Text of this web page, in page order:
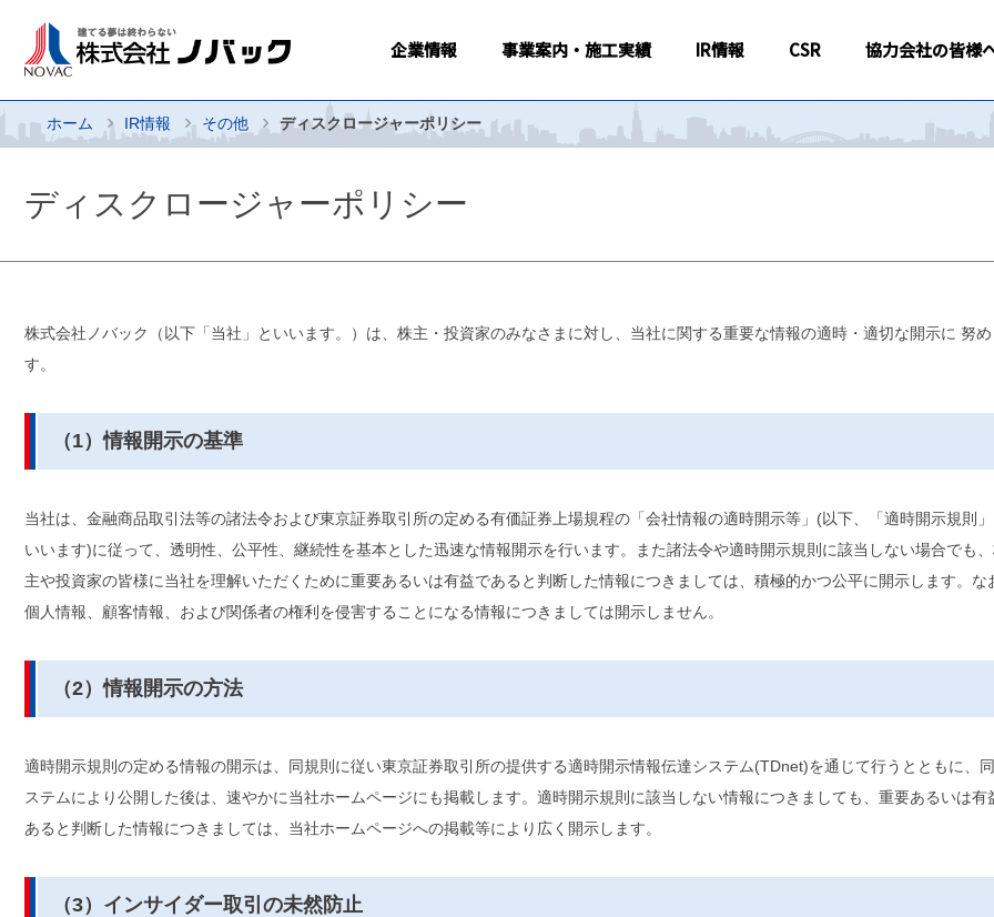
企業情報 事業案内・施工実績 IR情報 CSR 協力会社の皆様
ホーム IR情報 その他 ディスクロージャーポリシー
ディスクロージャーポリシー
株式会社ノバック（以下「当社」といいます。）は、株主・投資家のみなさまに対し、当社に関する重要な情報の適時・適切な開示に 努
す。
（1）情報開示の基準
当社は、金融商品取引法等の諸法令および東京証券取引所の定める有価証券上場規程の「会社情報の適時開示等」(以下、「適時開示規則
いいます)に従って、透明性、公平性、継続性を基本とした迅速な情報開示を行います。また諸法令や適時開示規則に該当しない場合でも
主や投資家の皆様に当社を理解いただくために重要あるいは有益であると判断した情報につきましては、積極的かつ公平に開示します。な
個人情報、顧客情報、および関係者の権利を侵害することになる情報につきましては開示しません。
（2）情報開示の方法
適時開示規則の定める情報の開示は、同規則に従い東京証券取引所の提供する適時開示情報伝達システム(TDnet)を通じて行うとともに、
ステムにより公開した後は、速やかに当社ホームページにも掲載します。適時開示規則に該当しない情報につきましても、重要あるいは有
あると判断した情報につきましては、当社ホームページへの掲載等により広く開示します。
（3）インサイダー取引の未然防止